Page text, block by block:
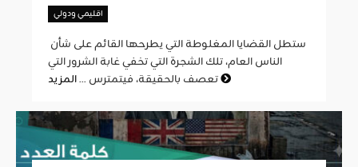
اقليمي ودولي
الناس العام، تلك الشجرة التي تخفي غابة الشرور التي
تعصف بالحقيقة، فيتمترس ...